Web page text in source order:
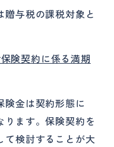
与税の課税対象と
険契約に係る満期
険金は契約形態に
ります。保険契約を
て検討することが大